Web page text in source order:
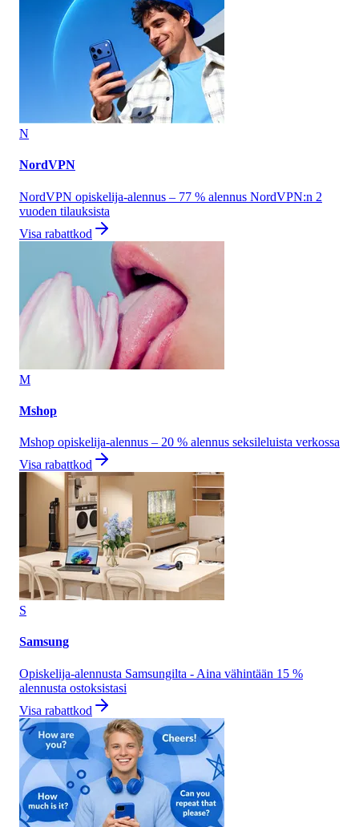
N
NordVPN
NordVPN opiskelija-alennus – 77 % alennus NordVPN:n 2
vuoden tilauksista
Visa rabattkod
M
Mshop
Mshop opiskelija-alennus – 20 % alennus seksileluista verkossa
Visa rabattkod
S
Samsung
Opiskelija-alennusta Samsungilta - Aina vähintään 15 %
alennusta ostoksistasi
Visa rabattkod